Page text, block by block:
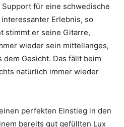
für eine schwedische
Erlebnis, so
stimmt er seine Gitarre,
wieder sein mittellanges,
dem Gesicht. Das fällt beim
natürlich immer wieder
perfekten Einstieg in den
bereits gut gefüllten Lux